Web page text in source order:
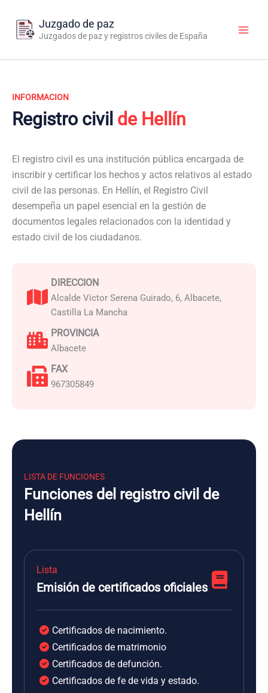
contenido
Juzgado de paz
Juzgados de paz y registros civiles de España
INFORMACION
Registro civil de Hellín
El registro civil es una institución pública encargada de
inscribir y certificar los hechos y actos relativos al estado
civil de las personas. En Hellín, el Registro Civil
desempeña un papel esencial en la gestión de
documentos legales relacionados con la identidad y
estado civil de los ciudadanos.
DIRECCION
Alcalde Víctor Serena Guirado, 6, Albacete,
Castilla La Mancha
PROVINCIA
Albacete
FAX
967305849
LISTA DE FUNCIONES
Funciones del registro civil de
Hellín
Lista
Emisión de certificados oficiales
Certificados de nacimiento.
Certificados de matrimonio
Certificados de defunción.
Certificados de fe de vida y estado.